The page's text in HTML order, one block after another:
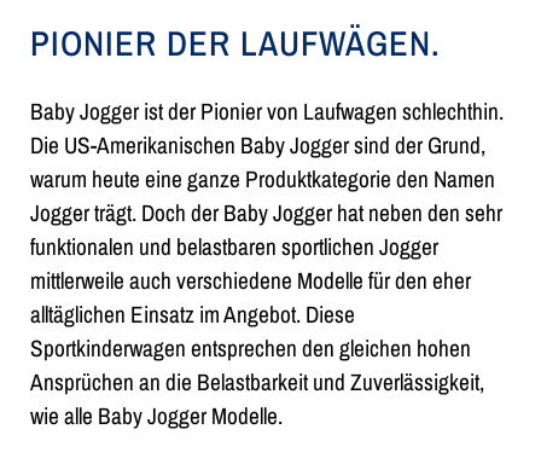
PIONIER DER LAUFWÄGEN.
Baby Jogger ist der Pionier von Laufwagen schlechthin.
Die US-Amerikanischen Baby Jogger sind der Grund,
warum heute eine ganze Produktkategorie den Namen
Jogger trägt. Doch der Baby Jogger hat neben den sehr
funktionalen und belastbaren sportlichen Jogger
mittlerweile auch verschiedene Modelle für den eher
alltäglichen Einsatz im Angebot. Diese
Sportkinderwagen entsprechen den gleichen hohen
Ansprüchen an die Belastbarkeit und Zuverlässigkeit,
wie alle Baby Jogger Modelle.